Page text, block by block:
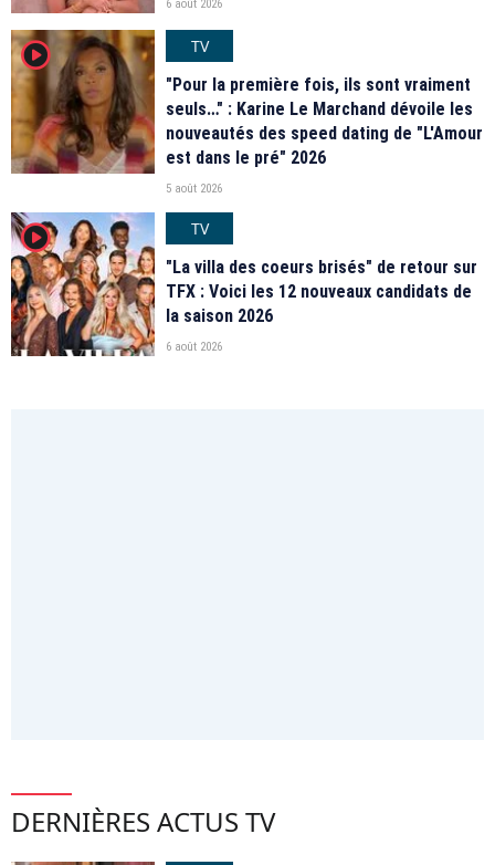
6 août 2026
player2
TV
"Pour la première fois, ils sont vraiment
seuls…" : Karine Le Marchand dévoile les
nouveautés des speed dating de "L'Amour
est dans le pré" 2026
5 août 2026
player2
TV
"La villa des coeurs brisés" de retour sur
TFX : Voici les 12 nouveaux candidats de
la saison 2026
6 août 2026
DERNIÈRES ACTUS TV